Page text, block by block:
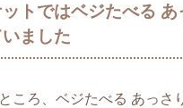
トではベジたべる あ
ました
ころ、ベジたべる あっさ